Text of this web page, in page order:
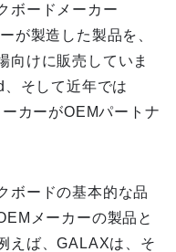
ボードメーカー
が製造した製品を、
向けに販売していま
そして近年では
カーがOEMパートナ
ボードの基本的な品
メーカーの製品と
えば、GALAXは、そ